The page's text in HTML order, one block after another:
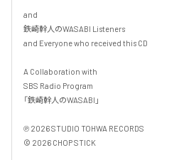
and
鉄崎幹人のWASABI Listeners
and Everyone who received this CD
A Collaboration with
SBS Radio Program
「鉄崎幹人のWASABI」
℗ 2026 STUDIO TOHWA RECORDS
© 2026 CHOP STICK